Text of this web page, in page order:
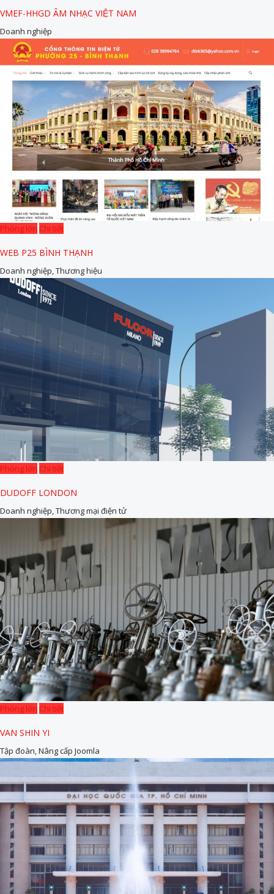
VMEF-HHGD ÂM NHẠC VIỆT NAM
Doanh nghiệp
Phóng lớn Chi tiết
WEB P25 BÌNH THẠNH
Doanh nghiệp, Thương hiệu
Phóng lớn Chi tiết
DUDOFF LONDON
Doanh nghiệp, Thương mại điện tử
Phóng lớn Chi tiết
VAN SHIN YI
Tập đoàn, Nâng cấp Joomla